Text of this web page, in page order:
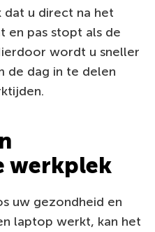
dat u direct na het
en pas stopt als de
wordt u sneller
de dag in te delen
werkplek
uw gezondheid en
laptop werkt, kan het